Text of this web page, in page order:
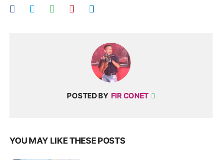
POSTED BY FIR CONET
YOU MAY LIKE THESE POSTS